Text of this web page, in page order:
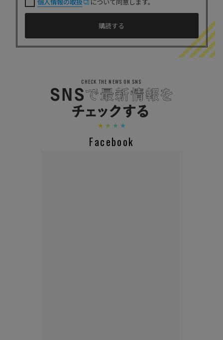
CHECK THE NEWS ON SNS
Facebook